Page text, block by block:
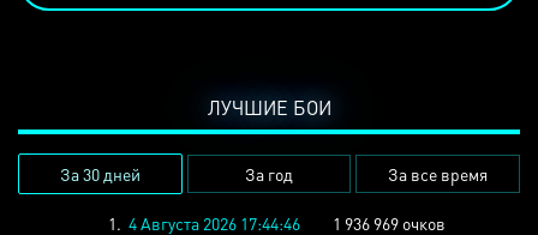
ЛУЧШИЕ БОИ
За 30 дней За год За все время
1. 4 Августа 2026 17:44:46
1 936 969 очков